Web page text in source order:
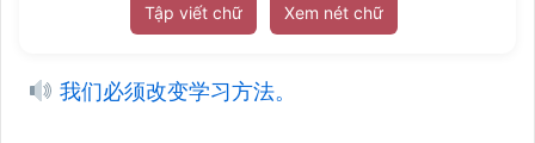
Tập viết chữ Xem nét chữ
我们必须改变学习方法。